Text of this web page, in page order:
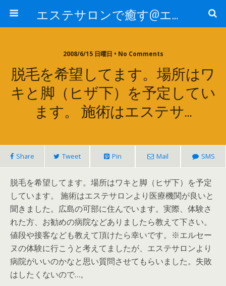
エステサロンで癒す@エステ～全国エステ情報
2008/6/15 日曜日 • No Comments
脱毛を希望してます。場所はワ
キと脚（ヒザ下）を予定してい
ます。 施術はエステサ…
Share Tweet Pin Mail SMS
脱毛を希望してます。場所はワキと脚（ヒザ下）を予定
しています。 施術はエステサロンより医療機関が良いと
聞きました。広島の可部に住んでいます。実際、体験さ
れた方、お勧めの病院などありましたら教えて下さい。
値段や接客なども教えて頂けたら幸いです。※エルセー
ヌの体験に行こうと考えてましたが、エステサロンより
病院がいいのかなと思い質問させてもらいました。失敗
はしたくないので…。